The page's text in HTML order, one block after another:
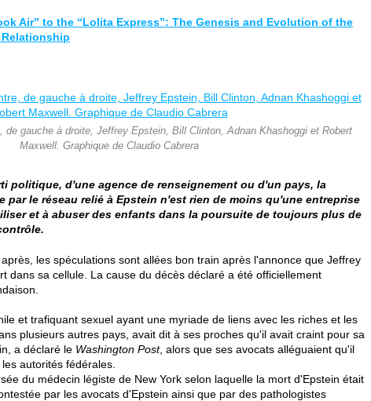
Air” to the “Lolita Express”: The Genesis and Evolution of the
de gauche à droite, Jeffrey Epstein, Bill Clinton, Adnan Khashoggi et Robert
Maxwell. Graphique de Claudio Cabrera
politique, d'une agence de renseignement ou d'un pays, la
par le réseau relié à Epstein n'est rien de moins qu'une entreprise
et à abuser des enfants dans la poursuite de toujours plus de
les spéculations sont allées bon train après l'annonce que Jeffrey
dans sa cellule. La cause du décès déclaré a été officiellement
et trafiquant sexuel ayant une myriade de liens avec les riches et les
plusieurs autres pays, avait dit à ses proches qu'il avait craint pour sa
a déclaré le Washington Post, alors que ses avocats alléguaient qu'il
autorités fédérales.
du médecin légiste de New York selon laquelle la mort d'Epstein était
par les avocats d'Epstein ainsi que par des pathologistes